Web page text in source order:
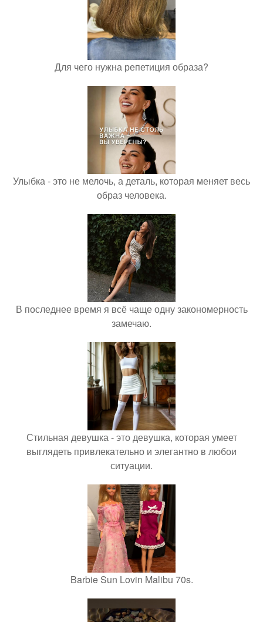
Для чего нужна репетиция образа?
Улыбка - это не мелочь, а деталь, которая меняет весь
образ человека.
В последнее время я всё чаще одну закономерность
замечаю.
Стильная девушка - это девушка, которая умеет
выглядеть привлекательно и элегантно в любои
ситуации.
Barbie Sun Lovin Malibu 70s.